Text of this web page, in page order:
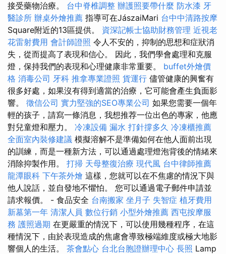
接受藥物治療。 台中脊椎調整 辦護照要帶什麼 防水漆 牙
醫診所 辦桌外燴推薦 指導可在JászaiMari 台中中清路按摩
Square附近的13區提供。 資深記帳士協助財務管理 近視老
花雷射費用 會計師證照 令人不安的，抑制的思想和症狀消
失，從而提高了表現和信心。 因此，我們學會處理和克服
燈，保持我們的表現和心理健康非常重要。 buffet外燴價
格 消毒公司 牙科 推拿專業證照 貨運行 儘管健康的興奮有
很多好處，如果沒有得到適當的治療，它可能會產生負面影
響。 徵信公司 實力堅強的SEO專業公司 如果您需要一個年
輕的孩子，請寫一條消息，我想推荐一位出色的專家，他應
對兒童燈和壓力。 冷凍設備 漏水 打針撐多久 冷凍櫃推薦
全面室內裝修建議 模擬溶解不是準備如何在他人面前出現
的訓練，而是一種新方法，可以通過處理燈泡背後的情緒來
消除抑製作用。 打掃 天母整復治療 現代風 台中律師推薦
龍潭眼科 下午茶外燴 這樣，您就可以在不焦慮的情況下與
他人說話，並自發地不懼怕。 您可以通過電子郵件申請並
請求報價。 - 食品安全 台南搬家 坐月子 失智症 植牙費用
新墓第一年 清潔人員 數位行銷 小型外燴推薦 西屯按摩服
務 護照過期 在更嚴重的情況下，可以使用幾種程序，在這
種情況下，由於表現造成的焦慮會導致極端維度或極大地影
響個人的生活。 茶會點心 台北台胞證辦理中心 長照 Lamp